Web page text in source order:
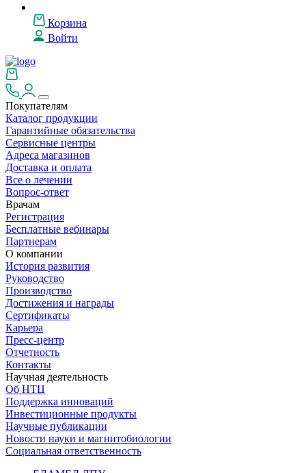
Корзина
Войти
Покупателям
Каталог продукции
Гарантийные обязательства
Сервисные центры
Адреса магазинов
Доставка и оплата
Все о лечении
Вопрос-ответ
Врачам
Регистрация
Бесплатные вебинары
Партнерам
О компании
История развития
Руководство
Производство
Достижения и награды
Сертификаты
Карьера
Пресс-центр
Отчетность
Контакты
Научная деятельность
Об НТЦ
Поддержка инноваций
Инвестиционные продукты
Научные публикации
Новости науки и магнитобиологии
Социальная ответственность